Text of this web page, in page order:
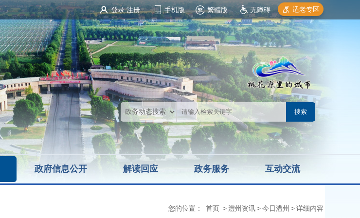
登录 注册 手机版 繁體版 无障碍 适老专区
政府信息公开 解读回应 政务服务 互动交流
您的位置： 首页 >澧州资讯>今日澧州 >详细内容